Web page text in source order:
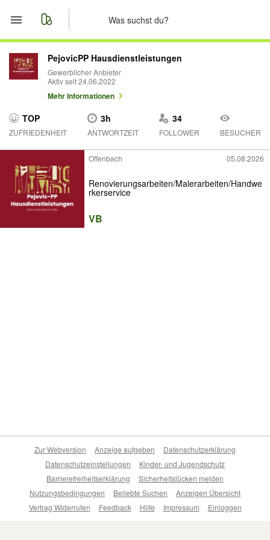
Start
Merkliste
Nachrichten
PejovicPP Hausdienstleistungen
Gewerblicher Anbieter
Aktiv seit 24.06.2022
Mehr Informationen
TOP
ZUFRIEDENHEIT
3h
ANTWORTZEIT
34
FOLLOWER BESUCHER
Offenbach 05.08.2026
Renovierungsarbeiten/Malerarbeiten/Handwe
rkerservice
VB
Zur Webversion Anzeige aufgeben
Datenschutzerklärung
Datenschutzeinstellungen
Kinder- und Jugendschutz
Barrierefreiheitserklärung
Sicherheitslücken melden
Nutzungsbedingungen
Beliebte Suchen
Anzeigen Übersicht
Vertrag Widerrufen
Feedback Hilfe Impressum Einloggen